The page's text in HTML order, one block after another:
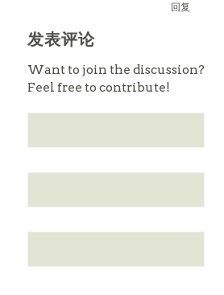
回复
发表评论
Want to join the discussion?
Feel free to contribute!